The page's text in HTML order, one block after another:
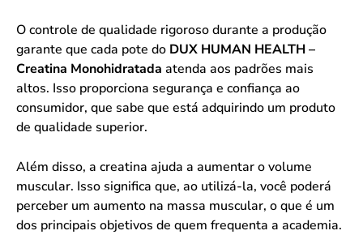
O controle de qualidade rigoroso durante a produção
garante que cada pote do DUX HUMAN HEALTH –
Creatina Monohidratada atenda aos padrões mais
altos. Isso proporciona segurança e confiança ao
consumidor, que sabe que está adquirindo um produto
de qualidade superior.
Além disso, a creatina ajuda a aumentar o volume
muscular. Isso significa que, ao utilizá-la, você poderá
perceber um aumento na massa muscular, o que é um
dos principais objetivos de quem frequenta a academia.